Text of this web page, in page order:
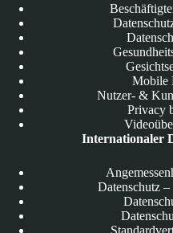
Mobile
Nutzer- &
Privacy
Internationaler
Datenschutz